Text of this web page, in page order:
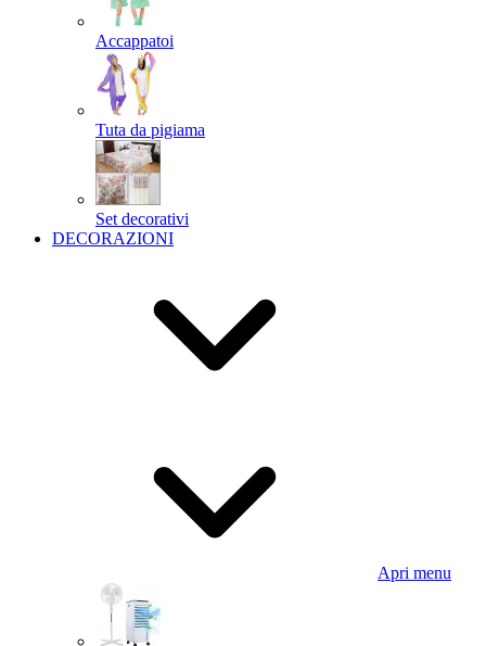
Accappatoi
Tuta da pigiama
Set decorativi
DECORAZIONI
Apri menu